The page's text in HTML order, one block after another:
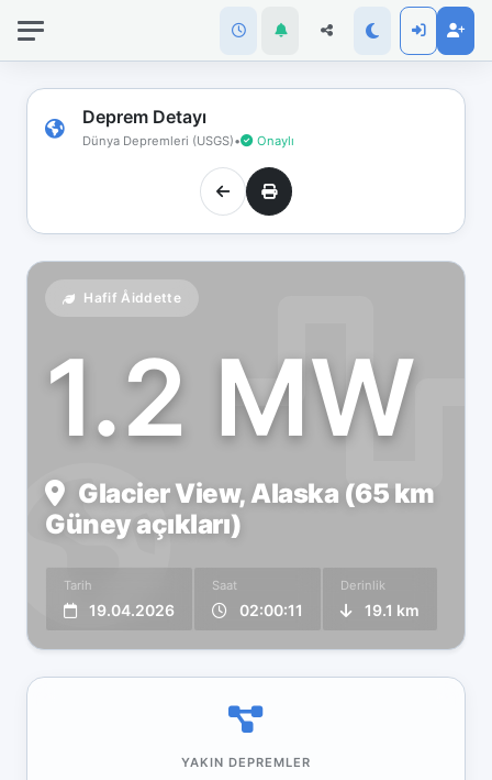
Deprem Detayı
Dünya Depremleri (USGS)• Onaylı
Hafif Åiddette
1.2 MW
Glacier View, Alaska (65 km
Güney açıkları)
Tarih
19.04.2026
Saat
02:00:11
Derinlik
19.1 km
YAKIN DEPREMLER
bağlantınız
koptu!
Çevrimdışı
moddasınız.